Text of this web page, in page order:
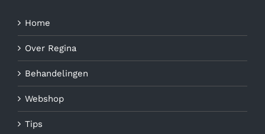
Home
Over Regina
Behandelingen
Webshop
Tips